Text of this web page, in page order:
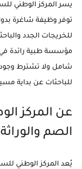
يسر المركز الوطني
توفر وظيفة شاغرة
للخريجات الجدد
مؤسسة طبية رائدة في
شامل ولا تشترط وجود
للباحثات عن بداية
عن المركز
الصم والوراثة
يُعد المركز الوطني